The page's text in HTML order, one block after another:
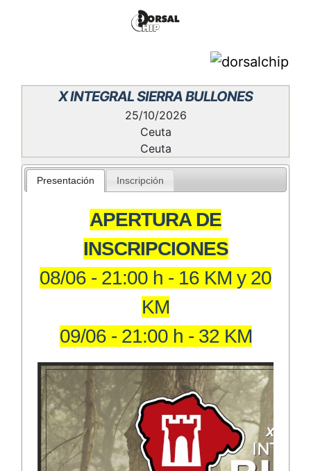
X INTEGRAL SIERRA BULLONES
25/10/2026
Ceuta
Ceuta
Presentación Inscripción
APERTURA DE
INSCRIPCIONES
08/06 - 21:00 h - 16 KM y 20
KM
09/06 - 21:00 h - 32 KM